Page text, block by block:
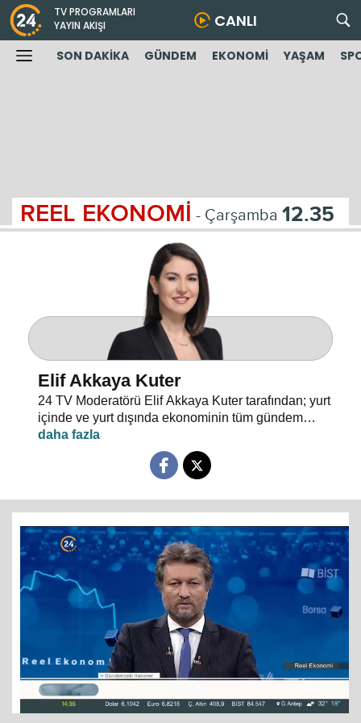
TV PROGRAMLARI
YAYIN AKIŞI
CANLI
SON DAKİKA GÜNDEM EKONOMİ YAŞAM
REEL EKONOMİ - Çarşamba 12.35
Elif Akkaya Kuter
24 TV Moderatörü Elif Akkaya Kuter tarafından; yurt
içinde ve yurt dışında ekonominin tüm gündem
maddeleri ve alanında uzman stüdyo konuklarıyla
sebep sonuç ilişkileri analiz ediliyor.